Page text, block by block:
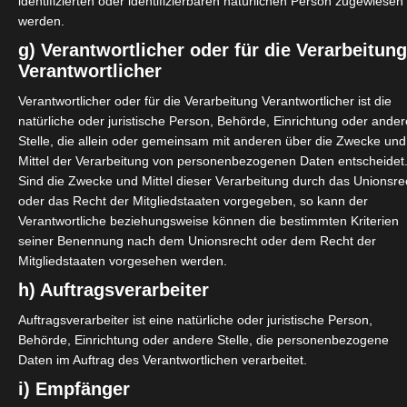
des Auftraggebers geschehen oder
höherer Art zu (z.B. Honorarärzte, Meister,
verhalten würde. Kann der Prüfer
nach eigenem Verständnis, subjektiv und ohne
gesucht, bis ein Urteil möglich ist. Es gibt keine
DRV verwendet regelmäßig Textbausteine, ohne
vor Gericht zugelassen (seit
Entscheidung, ergeht ein Bescheid der DRV, der
oder auch Gefängnisstrafe.
immer, dass die DRV, um Widersprüche oder
werden.
g) Verantwortlicher oder für die Verarbeitung
Verantwortlicher
Verantwortlicher oder für die Verarbeitung Verantwortlicher ist die
natürliche oder juristische Person, Behörde, Einrichtung oder
Stelle, die allein oder gemeinsam mit anderen über die Zwecke und
Mittel der Verarbeitung von personenbezogenen Daten
Sind die Zwecke und Mittel dieser Verarbeitung durch das
oder das Recht der Mitgliedstaaten vorgegeben, so kann der
Verantwortliche beziehungsweise können die bestimmten Kriterien
seiner Benennung nach dem Unionsrecht oder dem Recht der
Mitgliedstaaten vorgesehen werden.
h) Auftragsverarbeiter
Auftragsverarbeiter ist eine natürliche oder juristische Person,
Behörde, Einrichtung oder andere Stelle, die personenbezogene
Daten im Auftrag des Verantwortlichen verarbeitet.
i) Empfänger